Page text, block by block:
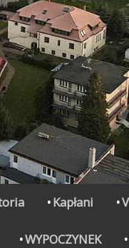
Kapłani
WYPOCZYNEK